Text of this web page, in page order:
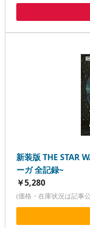
新装版 THE STAR
ーガ 全記録~
￥5,280
(価格・在庫状況は記事